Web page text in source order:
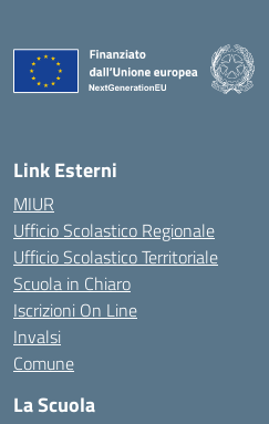
Link Esterni
MIUR
Ufficio Scolastico Regionale
Ufficio Scolastico Territoriale
Scuola in Chiaro
Iscrizioni On Line
Invalsi
Comune
La Scuola